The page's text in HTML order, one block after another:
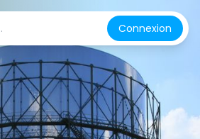
Connexion